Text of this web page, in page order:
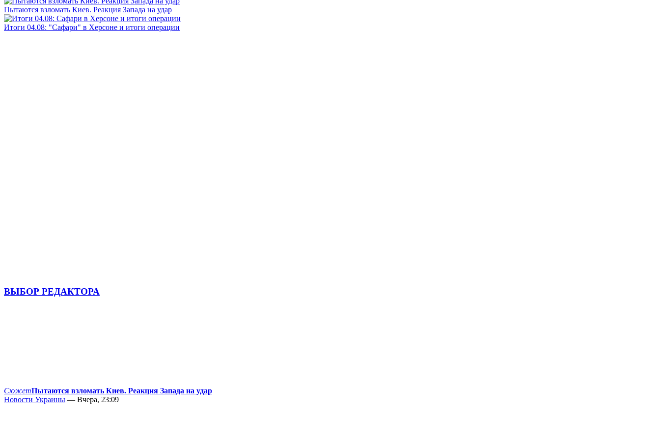
Пытаются взломать Киев. Реакция Запада на удар
Итоги 04.08: "Сафари" в Херсоне и итоги операции
ВЫБОР РЕДАКТОРА
СюжетПытаются взломать Киев. Реакция Запада на удар
Новости Украины — Вчера, 23:09